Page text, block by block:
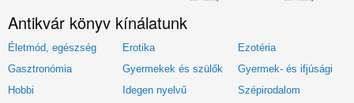
Antikvár könyv kínálatunk
Életmód, egészség Erotika
Ezotéria
Gasztronómia
Gyermekek és szülők
Gyermek- és ifjúsági
Hobbi
Idegen nyelvű Szépirodalom